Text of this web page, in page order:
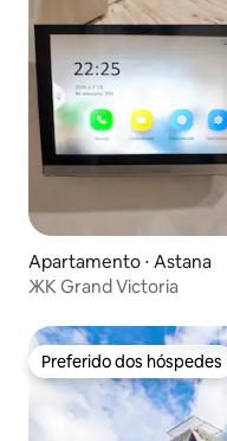
Apartamento ⋅ Astana
ЖК Grand Victoria
Preferido dos hóspedes
Preferido dos hóspedes